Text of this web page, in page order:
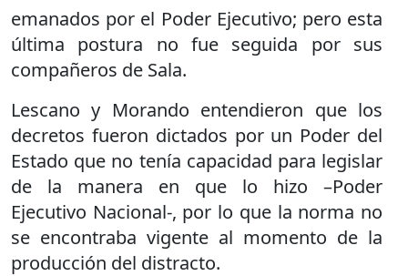
emanados por el Poder Ejecutivo; pero esta
última postura no fue seguida por sus
compañeros de Sala.
Lescano y Morando entendieron que los
decretos fueron dictados por un Poder del
Estado que no tenía capacidad para legislar
de la manera en que lo hizo –Poder
Ejecutivo Nacional-, por lo que la norma no
se encontraba vigente al momento de la
producción del distracto.